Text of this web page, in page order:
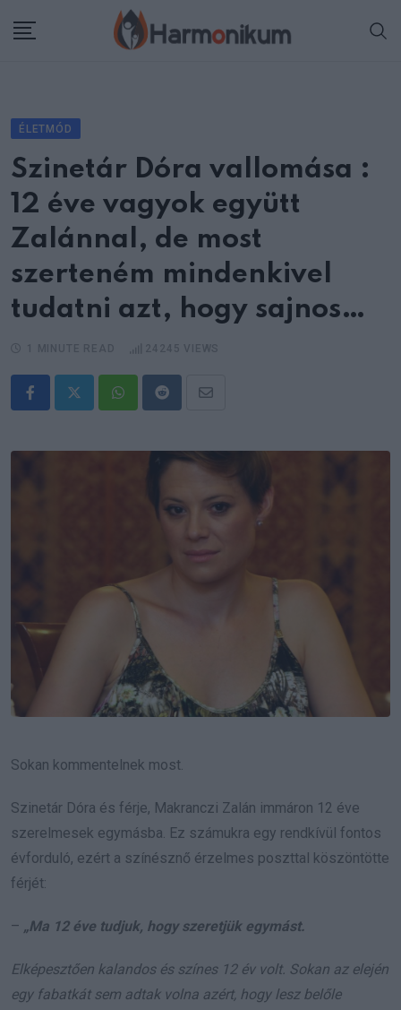
ÉLETMÓD
Szinetár Dóra vallomása :
12 éve vagyok együtt
Zalánnal, de most
szerteném mindenkivel
tudatni azt, hogy sajnos…
WhatsappRedditShare
Email
Sokan kommentelnek most.
Szinetár Dóra és férje, Makranczi Zalán immáron 12 éve
szerelmesek egymásba. Ez számukra egy rendkívül fontos
évforduló, ezért a színésznő érzelmes poszttal köszöntötte
férjét:
– „Ma 12 éve tudjuk, hogy szeretjük egymást.
Elképesztően kalandos és színes 12 év volt. Sokan az elején
egy fabatkát sem adtak volna azért, hogy lesz belőle